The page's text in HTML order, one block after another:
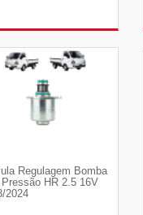
Regulagem Bomba
HR 2.5 16V
2024